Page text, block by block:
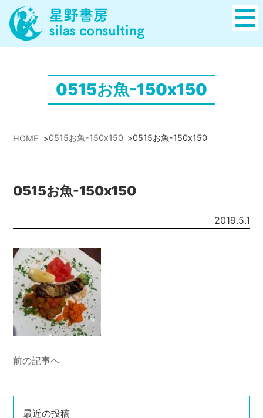
0515お魚-150x150
HOME >0515お魚-150x150 >0515お魚-150x150
0515お魚-150x150
2019.5.1
前の記事へ
最近の投稿